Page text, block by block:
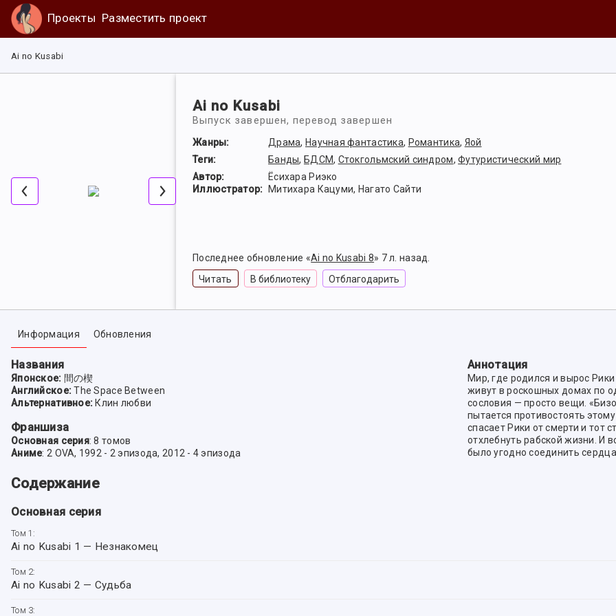
Проекты Разместить проект
Ai no Kusabi
Ai no Kusabi
Выпуск завершен, перевод завершен
Жанры: Драма, Научная фантастика, Романтика, Яой
Теги:
Банды, БДСМ, Стокгольмский синдром,Футуристический мир
Автор:
Ёсихара Риэко
Иллюстратор:
Митихара Кацуми, Нагато Сайти
Последнее обновление «Ai no Kusabi 8» 7 л. назад.
Читать
В библиотеку Отблагодарить
Информация Обновления
Названия
Японское: 間の楔
Английское:The Space Between
Альтернативное: Клин любви
Франшиза
Основная серия: 8 томов
Аниме: 2 OVA, 1992 - 2 эпизода, 2012 - 4 эпизода
Аннотация
Мир, где родился и вырос
живут в роскошных домах по
сословия — просто вещи.
пытается противостоять
спасает Рики от смерти и тот
отхлебнуть рабской жизни. И
было угодно соединить
Содержание
Основная серия
Том 1:
Ai no Kusabi 1 — Незнакомец
Том 2:
Ai no Kusabi 2 — Судьба
Том 3: